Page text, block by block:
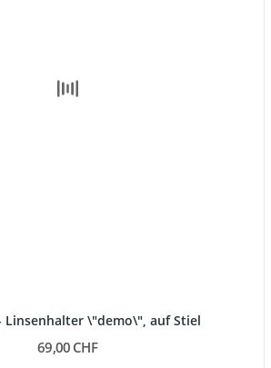
Linsenhalter \"demo\", auf Stiel
69,00 CHF